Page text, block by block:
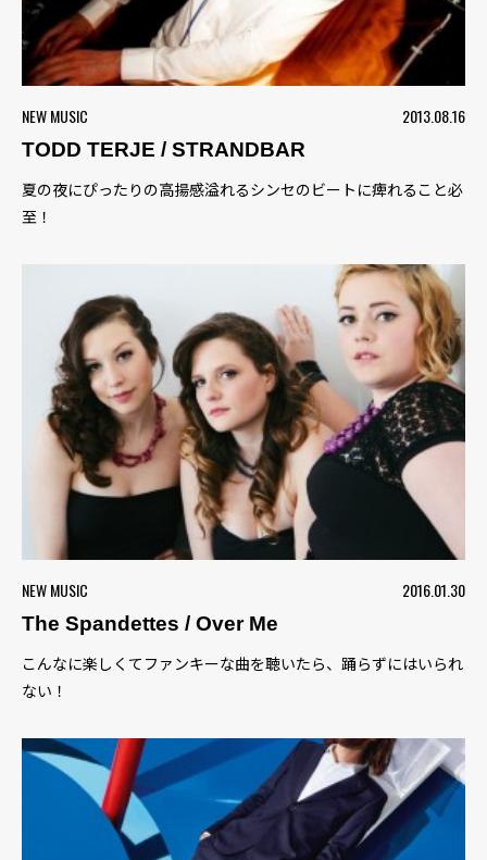
NEW MUSIC
2013.08.16
TODD TERJE / STRANDBAR
夏の夜にぴったりの高揚感溢れるシンセのビートに痺れること必
至！
NEW MUSIC
2016.01.30
The Spandettes / Over Me
こんなに楽しくてファンキーな曲を聴いたら、踊らずにはいられ
ない！